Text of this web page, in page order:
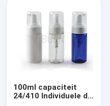
100ml capaciteit
24/410 Individuele de